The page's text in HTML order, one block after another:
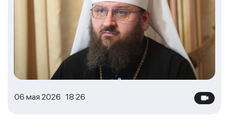
06 мая 2026 18:26